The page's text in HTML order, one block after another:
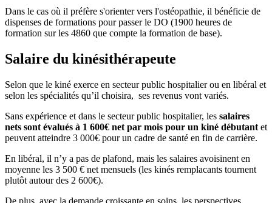
Dans le cas où il préfère s'orienter vers l'ostéopathie, il bénéficie de
dispenses de formations pour passer le DO (1900 heures de
formation sur les 4860 que compte la formation de base).
Salaire du kinésithérapeute
Selon que le kiné exerce en secteur public hospitalier ou en libéral et
selon les spécialités qu’il choisira, ses revenus vont variés.
Sans expérience et dans le secteur public hospitalier, les salaires
nets sont évalués à 1 600€ net par mois pour un kiné débutant et
peuvent atteindre 3 000€ pour un cadre de santé en fin de carrière.
En libéral, il n’y a pas de plafond, mais les salaires avoisinent en
moyenne les 3 500 € net mensuels (les kinés remplacants tournent
plutôt autour des 2 600€).